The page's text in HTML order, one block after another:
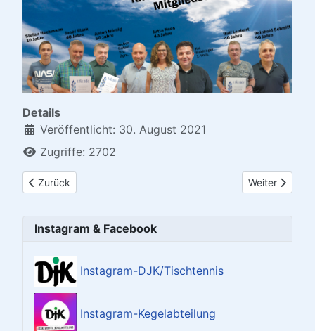
Details
Veröffentlicht: 30. August 2021
Zugriffe: 2702
Vorheriger Beitrag: Frühjahrswanderung zur Hohen Wart
Zurück Nächster
Weiter
Instagram & Facebook
Instagram-DJK/Tischtennis
Instagram-Kegelabteilung